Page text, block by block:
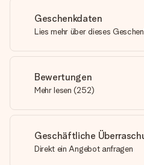
Geschenkdaten
Lies mehr über dieses
Bewertungen
Mehr lesen (252)
Geschäftliche
Direkt ein Angebot anfragen